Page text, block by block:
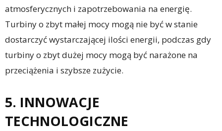
atmosferycznych i zapotrzebowania na energię.
Turbiny o zbyt małej mocy mogą nie być w stanie
dostarczyć wystarczającej ilości energii, podczas gdy
turbiny o zbyt dużej mocy mogą być narażone na
przeciążenia i szybsze zużycie.
5. INNOWACJE
TECHNOLOGICZNE